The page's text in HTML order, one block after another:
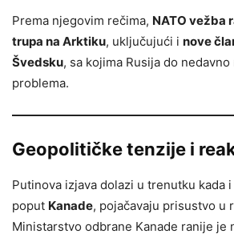
Prema njegovim rečima, NATO vežba
trupa na Arktiku, uključujući i nove
Švedsku, sa kojima Rusija do
problema.
Geopolitičke tenzije i
Putinova izjava dolazi u trenutku kada
poput Kanade, pojačavaju prisustvo u
Ministarstvo odbrane Kanade ranije je